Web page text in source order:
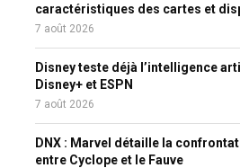
caractéristiques des cartes et
7 août 2026
Disney teste déjà l’intelligence
Disney+ et ESPN
7 août 2026
DNX : Marvel détaille la
entre Cyclope et le Fauve